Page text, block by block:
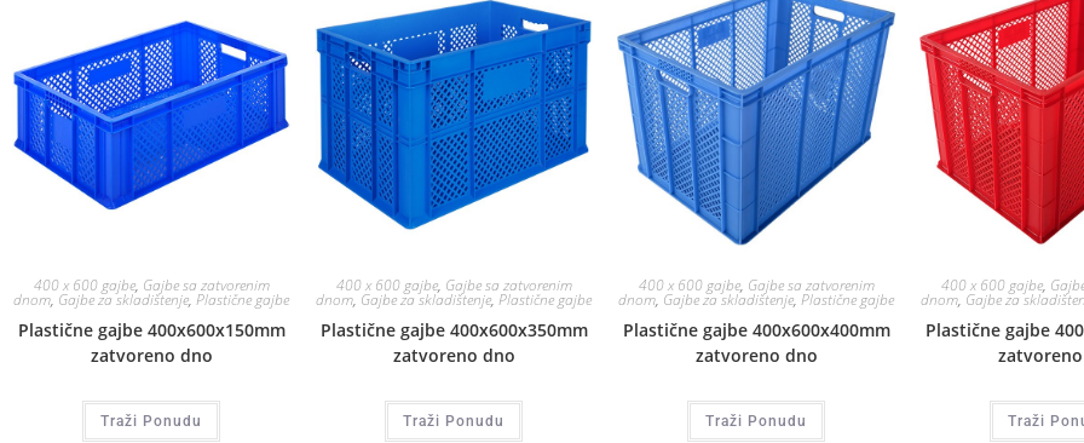
400 x 600 gajbe, Gajbe sa zatvorenim
dnom, Gajbe za skladištenje, Plastične gajbe
Plastične gajbe 400x600x150mm
zatvoreno dno
Traži Ponudu
400 x 600 gajbe, Gajbe sa zatvorenim
dnom, Gajbe za skladištenje, Plastične gajbe
Plastične gajbe 400x600x350mm
zatvoreno dno
Traži Ponudu
400 x 600 gajbe, Gajbe sa zatvorenim
dnom, Gajbe za skladištenje, Plastične gajbe
Plastične gajbe 400x600x400mm
zatvoreno dno
Traži Ponudu
400 x 600 gajbe,
dnom, Gajbe za
Plastične gajbe
Traži